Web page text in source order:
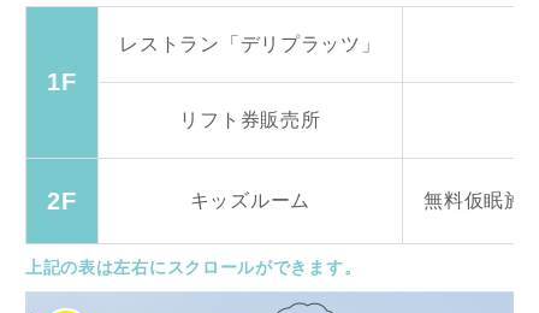
1F
レストラン「デリプラッツ」
リフト券販売所
2F キッズルーム 無料仮眠施
上記の表は左右にスクロールができます。